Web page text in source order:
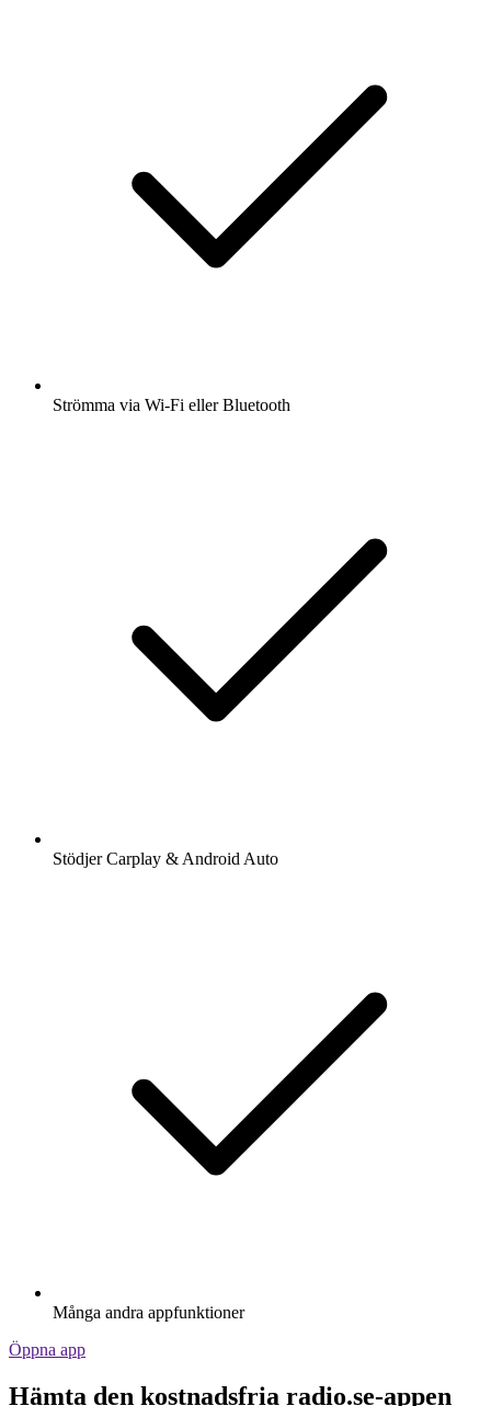
Strömma via Wi-Fi eller Bluetooth
Stödjer Carplay & Android Auto
Många andra appfunktioner
Öppna app
Hämta den kostnadsfria radio.se-appen